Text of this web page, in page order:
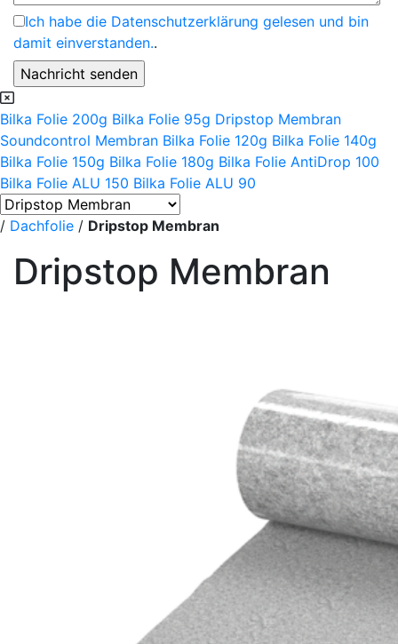
Ich habe die Datenschutzerklärung gelesen und bin
damit einverstanden..
Bilka Folie 200g Bilka Folie 95g Dripstop Membran
Soundcontrol Membran Bilka Folie 120g Bilka Folie 140g
Bilka Folie 150g Bilka Folie 180g Bilka Folie AntiDrop 100
Bilka Folie ALU 150 Bilka Folie ALU 90
/ Dachfolie / Dripstop Membran
Dripstop Membran